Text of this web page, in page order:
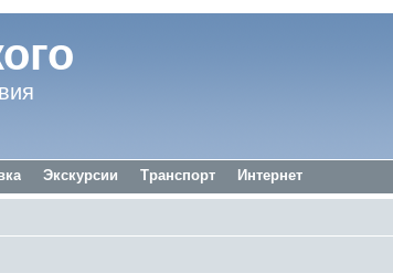
Экскурсии Транспорт Интернет